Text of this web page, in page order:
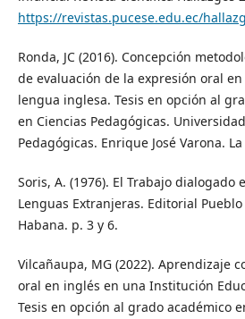
https://revistas.pucese.edu.ec/
Ronda, JC (2016). Concepción
de evaluación de la expresión oral
lengua inglesa. Tesis en opción al
en Ciencias Pedagógicas.
Pedagógicas. Enrique José Varona.
Soris, A. (1976). El Trabajo dialogado
Lenguas Extranjeras. Editorial
Habana. p. 3 y 6.
Vilcañaupa, MG (2022). Aprendizaje
oral en inglés en una Institución
Tesis en opción al grado académico